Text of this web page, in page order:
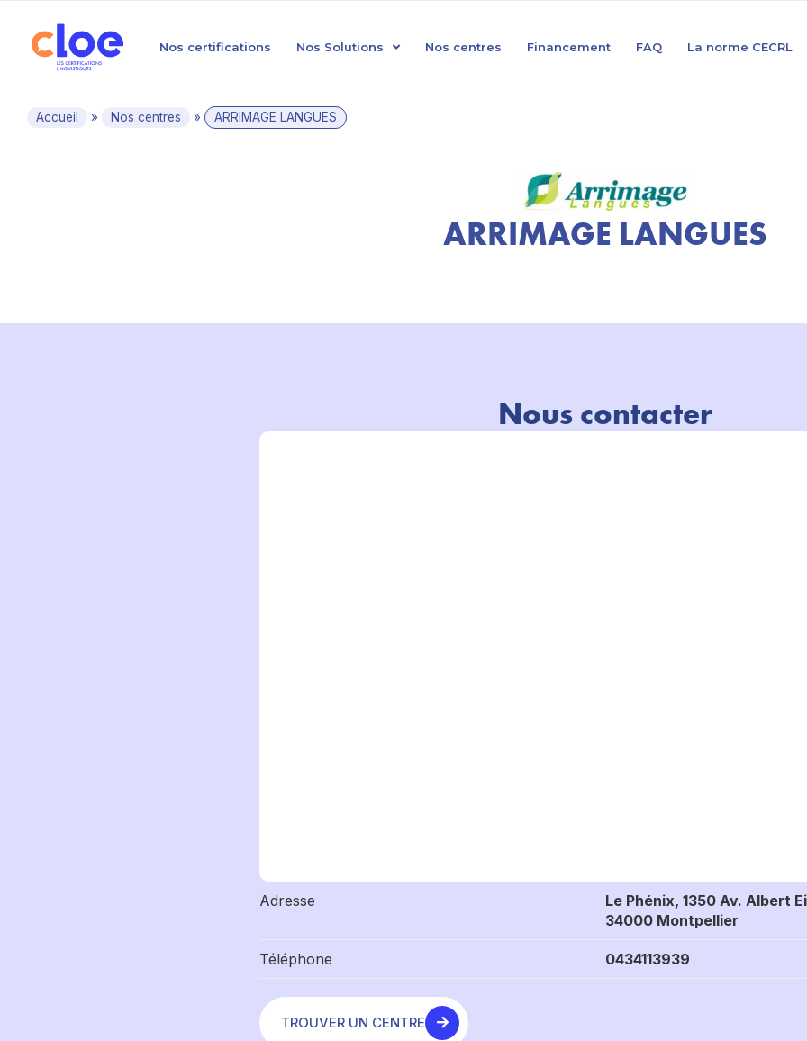
Nos certifications Nos Solutions Nos centres Financement FAQ La norme CECRL
Accueil » Nos centres » ARRIMAGE LANGUES
ARRIMAGE LANGUES
Nous contacter
Adresse
Le Phénix, 1350 Av. Albert
34000 Montpellier
Téléphone 0434113939
TROUVER UN CENTRE